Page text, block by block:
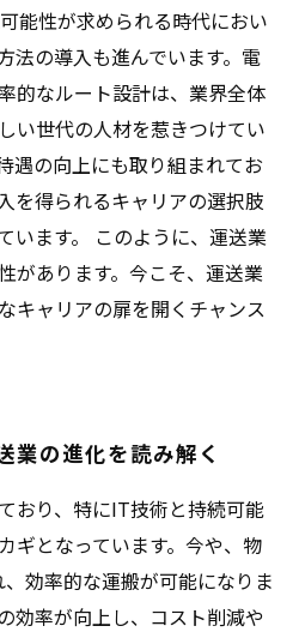
能性が求められる時代におい
法の導入も進んでいます。電
的なルート設計は、業界全体
い世代の人材を惹きつけてい
遇の向上にも取り組まれてお
を得られるキャリアの選択肢
います。 このように、運送業
があります。今こそ、運送業
キャリアの扉を開くチャンス
業の進化を読み解く
おり、特にIT技術と持続可能
ギとなっています。今や、物
効率的な運搬が可能になりま
効率が向上し、コスト削減や